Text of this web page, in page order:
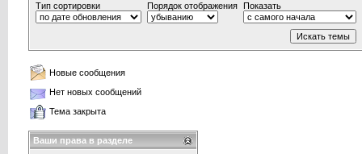
Тип сортировки
Порядок отображения Показать
Новые сообщения
Нет новых сообщений
Тема закрыта
Ваши права в разделе